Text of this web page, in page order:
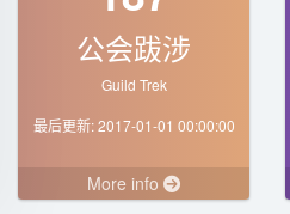
公会跋涉
Guild Trek
最后更新: 2017-01-01 00:00:00
More info